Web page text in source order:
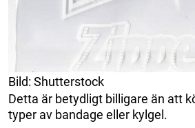
Bild: Shutterstock
Detta är betydligt billigare än att
typer av bandage eller kylgel.